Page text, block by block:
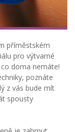
příměstském
pro výtvarné
doma nemáte!
poznáte
z vás bude mít
spousty